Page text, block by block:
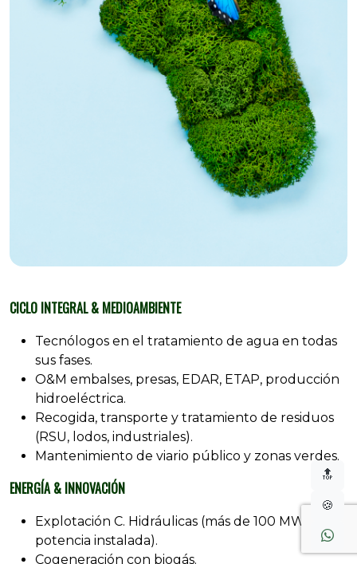
CICLO INTEGRAL & MEDIOAMBIENTE
Tecnólogos en el tratamiento de agua en todas
sus fases.
O&M embalses, presas, EDAR, ETAP, producción
hidroeléctrica.
Recogida, transporte y tratamiento de residuos
(RSU, lodos, industriales).
Mantenimiento de viario público y zonas verdes.
ENERGÍA & INNOVACIÓN
Explotación C. Hidráulicas (más de 100 MW de
potencia instalada).
Cogeneración con biogás.
🔝
🍪